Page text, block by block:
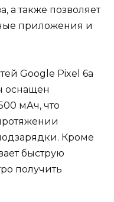
а также позволяет
приложения и
Google Pixel 6a
оснащен
мАч, что
Кроме
быструю
получить